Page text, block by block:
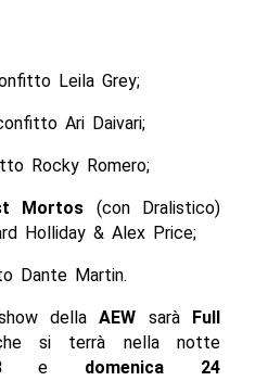
Leila Grey;
Ari Daivari;
Rocky Romero;
Mortos (con Dralistico)
Holliday & Alex Price;
Dante Martin.
show dellaAEW saràFull
si terrà nella notte
e domenica 24